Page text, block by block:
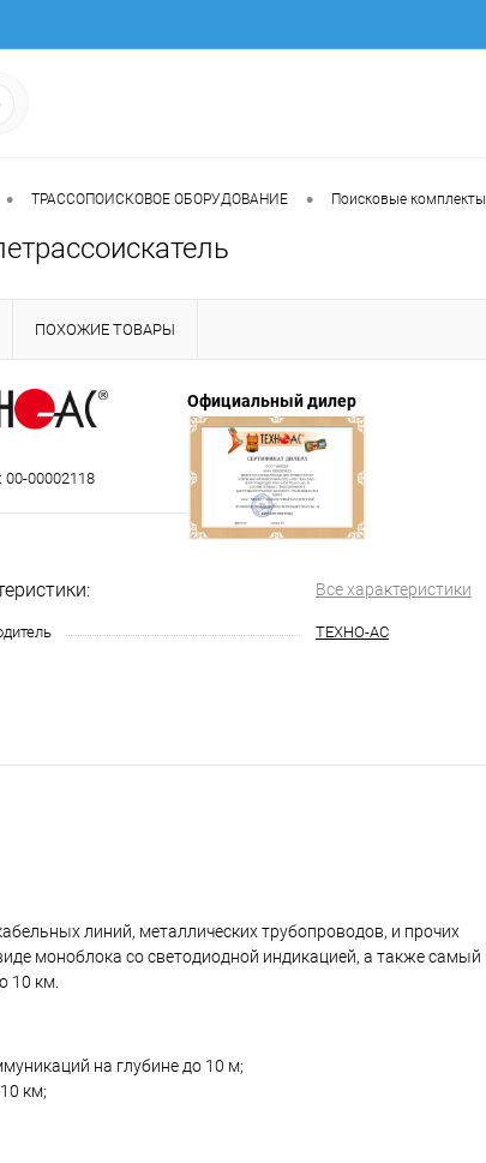
• ТРАССОПОИСКОВОЕ ОБОРУДОВАНИЕ • Поисковые комплекты
ПОХОЖИЕ ТОВАРЫ
00-00002118
Официальный дилер
Все характеристики
ТЕХНО-АС
линий, металлических трубопроводов, и прочих
моноблока со светодиодной индикацией, а также самый
10 км.
на глубине до 10 м;
км;